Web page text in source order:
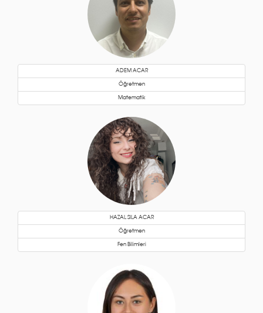
ADEM ACAR
Öğretmen
Matematik
HAZAL SILA ACAR
Öğretmen
Fen Bilimleri